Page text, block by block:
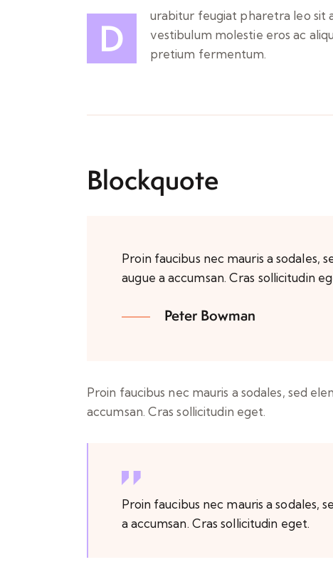
D
urabitur feugiat pharetra leo sit
vestibulum molestie eros ac
pretium fermentum.
Blockquote
Proin faucibus nec mauris a sodales,
augue a accumsan. Cras sollicitudin
Peter Bowman
Proin faucibus nec mauris a sodales, sed
accumsan. Cras sollicitudin eget.
Proin faucibus nec mauris a sodales,
a accumsan. Cras sollicitudin eget.